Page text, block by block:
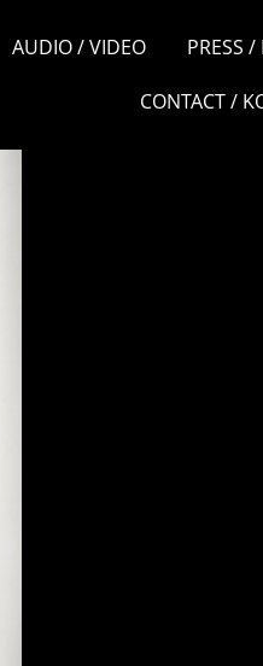
AUDIO / VIDEO PRESS /
CONTACT /